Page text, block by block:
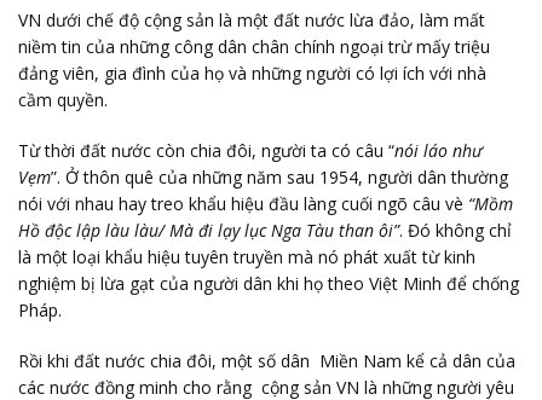
VN dưới chế độ cộng sản là một đất nước lừa đảo, làm mất
niềm tin của những công dân chân chính ngoại trừ mấy triệu
đảng viên, gia đình của họ và những người có lợi ích với nhà
cầm quyền.
Từ thời đất nước còn chia đôi, người ta có câu “nói láo như
Vẹm”. Ở thôn quê của những năm sau 1954, người dân thường
nói với nhau hay treo khẩu hiệu đầu làng cuối ngõ câu vè “Mồm
Hồ độc lập làu làu/ Mà đi lạy lục Nga Tàu than ôi”. Đó không chỉ
là một loại khẩu hiệu tuyên truyền mà nó phát xuất từ kinh
nghiệm bị lừa gạt của người dân khi họ theo Việt Minh để chống
Pháp.
Rồi khi đất nước chia đôi, một số dân Miền Nam kể cả dân của
các nước đồng minh cho rằng cộng sản VN là những người yêu